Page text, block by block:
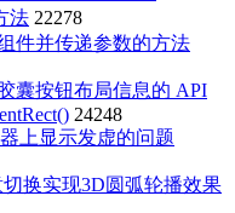
法 22278
件并传递参数的方法
囊按钮布局信息的 API
24248
上显示发虚的问题
切换实现3D圆弧轮播效果